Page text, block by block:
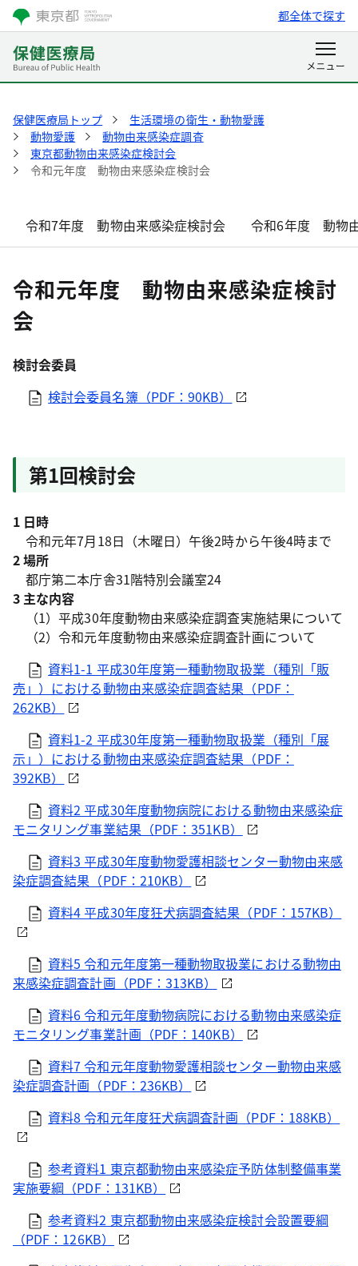
都全体で探す
保健医療局トップ
生活環境の衛生・動物愛護
動物愛護
動物由来感染症調査
東京都動物由来感染症検討会
令和元年度 動物由来感染症検討会
令和7年度 動物由来感染症検討会 令和6年度 動物
令和元年度 動物由来感染症検討
会
検討会委員
検討会委員名簿（PDF：90KB）
第1回検討会
1 日時
令和元年7月18日（木曜日）午後2時から午後4時まで
2 場所
都庁第二本庁舎31階特別会議室24
3 主な内容
（1）平成30年度動物由来感染症調査実施結果について
（2）令和元年度動物由来感染症調査計画について
資料1-1 平成30年度第一種動物取扱業（種別「販
売」）における動物由来感染症調査結果（PDF：
262KB）
資料1-2 平成30年度第一種動物取扱業（種別「展
示」）における動物由来感染症調査結果（PDF：
392KB）
資料2 平成30年度動物病院における動物由来感染症
モニタリング事業結果（PDF：351KB）
資料3 平成30年度動物愛護相談センター動物由来感
染症調査結果（PDF：210KB）
資料4 平成30年度狂犬病調査結果（PDF：157KB）
資料5 令和元年度第一種動物取扱業における動物由
来感染症調査計画（PDF：313KB）
資料6 令和元年度動物病院における動物由来感染症
モニタリング事業計画（PDF：140KB）
資料7 令和元年度動物愛護相談センター動物由来感
染症調査計画（PDF：236KB）
資料8 令和元年度狂犬病調査計画（PDF：188KB）
参考資料1 東京都動物由来感染症予防体制整備事業
実施要綱（PDF：131KB）
参考資料2 東京都動物由来感染症検討会設置要綱
（PDF：126KB）